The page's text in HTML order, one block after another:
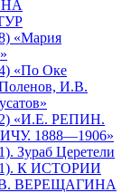
«Мария
«По Оке
И.В.
«И.Е. РЕПИН.
1888—1906»
Зураб Церетели
К ИСТОРИИ
ВЕРЕЩАГИНА